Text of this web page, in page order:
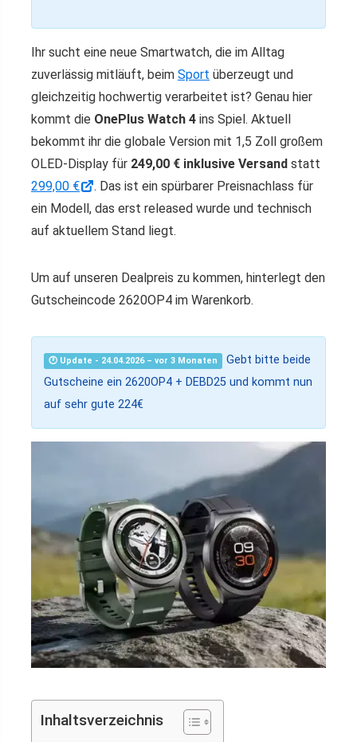
Ihr sucht eine neue Smartwatch, die im Alltag
zuverlässig mitläuft, beim Sport überzeugt und
gleichzeitig hochwertig verarbeitet ist? Genau hier
kommt die OnePlus Watch 4 ins Spiel. Aktuell
bekommt ihr die globale Version mit 1,5 Zoll großem
OLED-Display für 249,00 € inklusive Versand statt
299,00 €
. Das ist ein spürbarer Preisnachlass für
ein Modell, das erst released wurde und technisch
auf aktuellem Stand liegt.
Um auf unseren Dealpreis zu kommen, hinterlegt den
Gutscheincode 2620OP4 im Warenkorb.
🕐 Update - 24.04.2026 – vor 3 Monaten
Gebt bitte beide
Gutscheine ein 2620OP4 + DEBD25 und kommt nun
auf sehr gute 224€
Inhaltsverzeichnis